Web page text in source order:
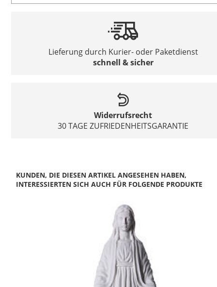
Lieferung durch Kurier- oder Paketdienst
schnell & sicher
Widerrufsrecht
30 TAGE ZUFRIEDENHEITSGARANTIE
KUNDEN, DIE DIESEN ARTIKEL ANGESEHEN HABEN,
INTERESSIERTEN SICH AUCH FÜR FOLGENDE PRODUKTE